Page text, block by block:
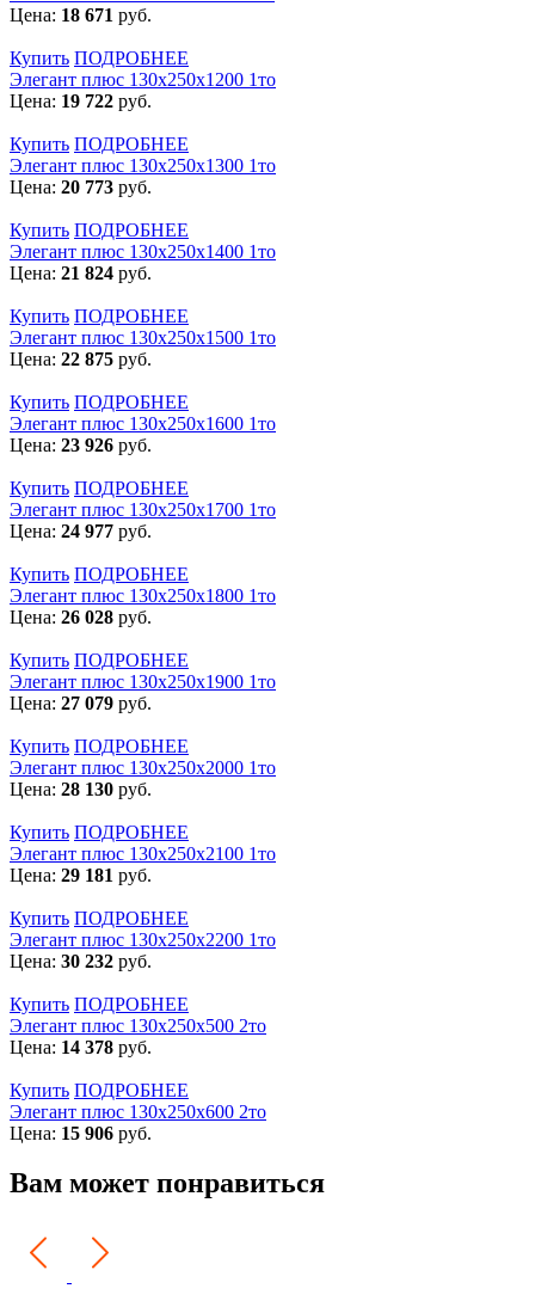
Цена: 18 671 руб.
Купить ПОДРОБНЕЕ
Элегант плюс 130x250x1200 1то
Цена: 19 722 руб.
Купить ПОДРОБНЕЕ
Элегант плюс 130x250x1300 1то
Цена: 20 773 руб.
Купить ПОДРОБНЕЕ
Элегант плюс 130x250x1400 1то
Цена: 21 824 руб.
Купить ПОДРОБНЕЕ
Элегант плюс 130x250x1500 1то
Цена: 22 875 руб.
Купить ПОДРОБНЕЕ
Элегант плюс 130x250x1600 1то
Цена: 23 926 руб.
Купить ПОДРОБНЕЕ
Элегант плюс 130x250x1700 1то
Цена: 24 977 руб.
Купить ПОДРОБНЕЕ
Элегант плюс 130x250x1800 1то
Цена: 26 028 руб.
Купить ПОДРОБНЕЕ
Элегант плюс 130x250x1900 1то
Цена: 27 079 руб.
Купить ПОДРОБНЕЕ
Элегант плюс 130x250x2000 1то
Цена: 28 130 руб.
Купить ПОДРОБНЕЕ
Элегант плюс 130x250x2100 1то
Цена: 29 181 руб.
Купить ПОДРОБНЕЕ
Элегант плюс 130x250x2200 1то
Цена: 30 232 руб.
Купить ПОДРОБНЕЕ
Элегант плюс 130x250x500 2то
Цена: 14 378 руб.
Купить ПОДРОБНЕЕ
Элегант плюс 130x250x600 2то
Цена: 15 906 руб.
Вам может понравиться